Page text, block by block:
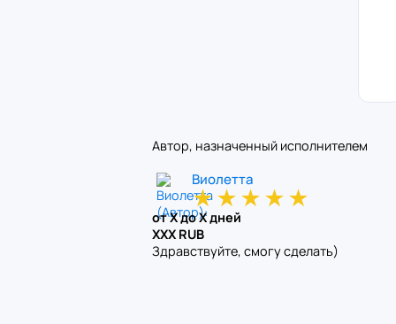
Автор, назначенный исполнителем
Виолетта
★★★★★
от X до X дней
XXX RUB
Здравствуйте, смогу сделать)